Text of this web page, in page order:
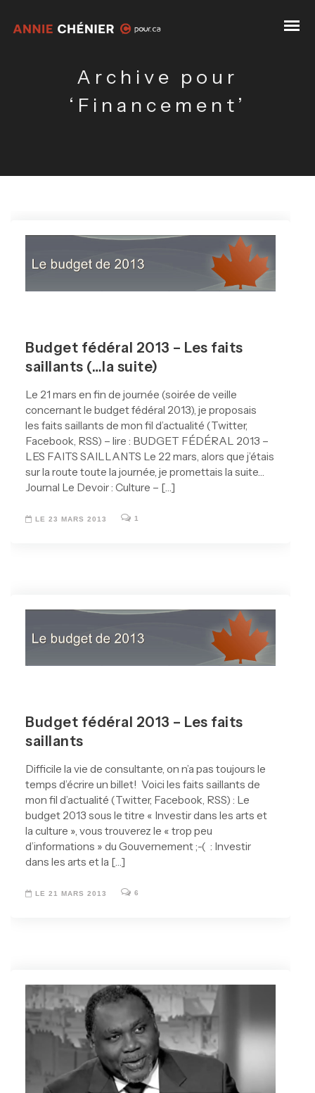
Archive pour
‘Financement’
Budget fédéral 2013 – Les faits
saillants (…la suite)
Le 21 mars en fin de journée (soirée de veille
concernant le budget fédéral 2013), je proposais
les faits saillants de mon fil d’actualité (Twitter,
Facebook, RSS) – lire : BUDGET FÉDÉRAL 2013 –
LES FAITS SAILLANTS Le 22 mars, alors que j’étais
sur la route toute la journée, je promettais la suite…
Journal Le Devoir : Culture – […]
LE 23 MARS 2013 1
Budget fédéral 2013 – Les faits
saillants
Difficile la vie de consultante, on n’a pas toujours le
temps d’écrire un billet! Voici les faits saillants de
mon fil d’actualité (Twitter, Facebook, RSS) : Le
budget 2013 sous le titre « Investir dans les arts et
la culture », vous trouverez le « trop peu
d’informations » du Gouvernement ;-( : Investir
dans les arts et la […]
LE 21 MARS 2013 6